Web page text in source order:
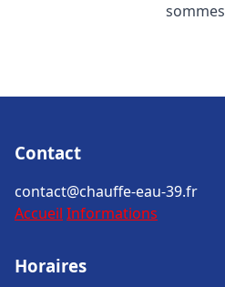
sommes
Contact
contact@chauffe-eau-39.fr
Accueil Informations
Horaires